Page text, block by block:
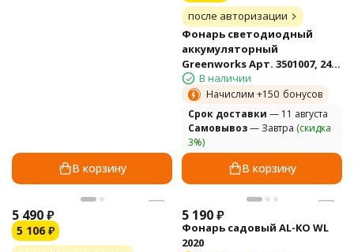
В корзину
после авторизации
Фонарь светодиодный
аккумуляторный
Greenworks Арт. 3501007, 24V,
без АКБ и ЗУ
В наличии
Начислим +150 бонусов
Cрок доставки — 11 августа
Самовывоз— Завтра (скидка
3%)
В корзину
5 490₽
5 106 ₽
5 190₽
Фонарь садовый AL-KO WL
2020